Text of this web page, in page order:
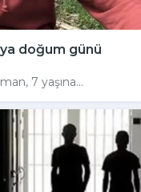
doğum günü
7 yaşına...